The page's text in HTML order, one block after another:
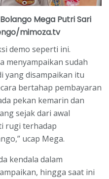
Mega Putri Sari
mimoza.tv
demo seperti ini.
menyampaikan sudah
yang disampaikan itu
bertahap pembayaran
pekan kemarin dan
sejak dari awal
rugi terhadap
ucap Mega.
kendala dalam
hingga saat ini